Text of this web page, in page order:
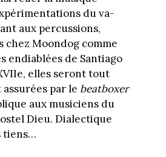
du va-
aux percussions,
chez Moondog comme
endiablées de Santiago
elles seront tout
par le beatboxer
aux musiciens du
Dieu. Dialectique
tiens…